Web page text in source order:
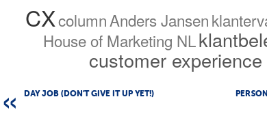
CXcolumnAnders Jansen
House of Marketing NL
customer experience
DAY JOB (DON'T GIVE IT UP YET!)